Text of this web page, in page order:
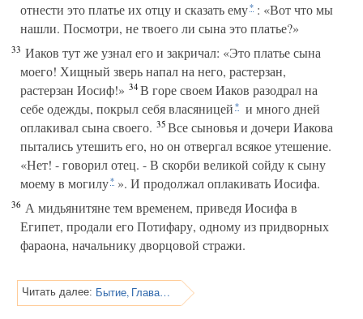
отнести это платье их отцу и сказать ему* : «Вот что мы
нашли. Посмотри, не твоего ли сына это платье?»
33 Иаков тут же узнал его и закричал: «Это платье сына
моего! Хищный зверь напал на него, растерзан,
растерзан Иосиф!» 34В горе своем Иаков разодрал на
себе одежды, покрыл себя власяницей *
и много дней
оплакивал сына своего. 35Все сыновья и дочери Иакова
пытались утешить его, но он отвергал всякое утешение.
«Нет! - говорил отец. - В скорби великой сойду к сыну
моему в могилу* ». И продолжал оплакивать Иосифа.
36 А мидьянитяне тем временем, приведя Иосифа в
Египет, продали его Потифару, одному из придворных
фараона, начальнику дворцовой стражи.
Читать далее: Бытие, Глава 38